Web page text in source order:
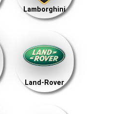
Lamborghini
Land-Rover